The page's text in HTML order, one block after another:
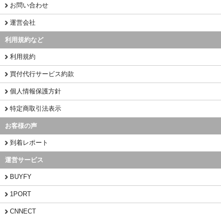
お問い合わせ
運営会社
利用規約など
利用規約
買付代行サービス約款
個人情報保護方針
特定商取引法表示
お客様の声
到着レポート
運営サービス
BUYFY
1PORT
CNNECT